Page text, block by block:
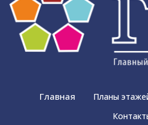
Главная Планы